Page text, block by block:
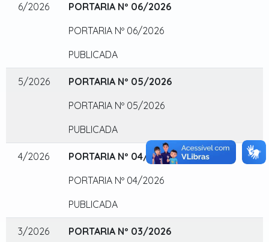
6/2026
PORTARIA Nº 06/2026
PORTARIA Nº 06/2026
PUBLICADA
5/2026
PORTARIA Nº 05/2026
PORTARIA Nº 05/2026
PUBLICADA
4/2026
PORTARIA Nº 04/2026
PORTARIA Nº 04/2026
PUBLICADA
3/2026
PORTARIA Nº 03/2026